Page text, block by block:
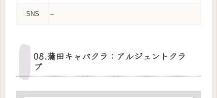
SNS –
08.蒲田キャバクラ：アルジェントクラ
ブ